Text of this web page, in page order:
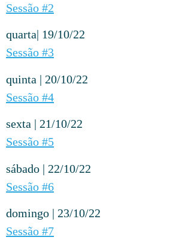
Sessão #2
quarta| 19/10/22
Sessão #3
quinta | 20/10/22
Sessão #4
sexta | 21/10/22
Sessão #5
sábado | 22/10/22
Sessão #6
domingo | 23/10/22
Sessão #7